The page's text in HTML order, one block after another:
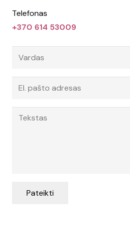
Telefonas
+370 614 53009
Pateikti